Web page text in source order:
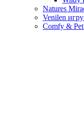
Natures
Venilen
Comfy &